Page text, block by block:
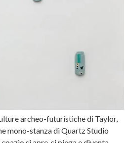
archeo-futuristiche di Taylor,
mono-stanza di Quartz Studio